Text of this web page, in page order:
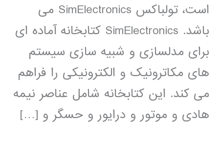
است، تولباکس SimElectronics می
باشد. SimElectronics کتابخانه آماده ای
برای مدلسازی و شبیه سازی سیستم
های مکاترونیک و الکترونیکی را فراهم
می کند. این کتابخانه شامل عناصر نیمه
هادی و موتور و درایور و حسگر و […]